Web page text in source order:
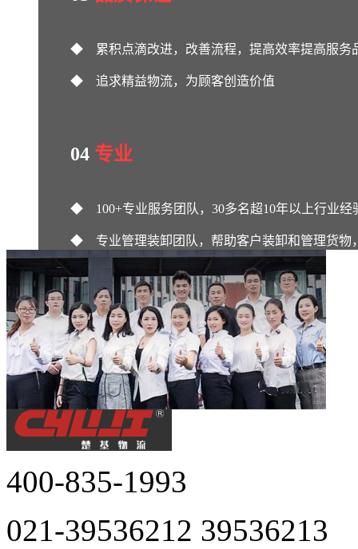
◆ 累积点滴改进，改善流程，提高效率提高服务
◆ 追求精益物流，为顾客创造价值
04 专业
◆ 100+专业服务团队，30多名超10年以上行业经
◆ 专业管理装卸团队，帮助客户装卸和管理货物
◆ 专业物流配送及代发快递，货物分拣、加工、
400-835-1993
021-39536212 39536213